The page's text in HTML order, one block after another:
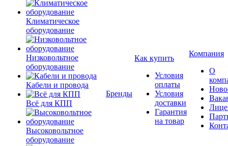
Климатическое
оборудование
Низковольтное
оборудование
Кабели и провода
Всё для КПП
Высоковольтное
оборудование
Бренды
Как купить
Условия
оплаты
Условия
доставки
Гарантия
на товар
Компания
О